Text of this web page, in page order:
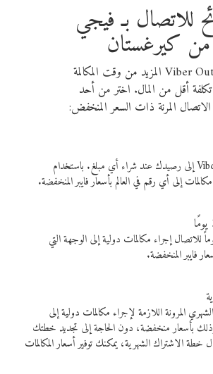
للاتصال بـ فيجي
من كيرغستان
يمنحك Viber Out المزيد من وقت المكالمة
أقل من المال. اختر من أحد
المرنة ذات السعر المنخفض:
تتم إضافة رصيد Viber Out إلى رصيدك عند شراء أي مبلغ. باستخدام
إلى أي رقم في العالم بأسعار فايبر المنخفضة.
لك خطة الـ 30 يوماً للاتصال إجراء مكالمات دولية إلى الوجهة التي
المرونة اللازمة لإجراء مكالمات دولية إلى
بأسعار منخفضة، دون الحاجة إلى تجديد خطتك
الاشتراك الشهرية، يمكنك توفير أسعار المكالمات